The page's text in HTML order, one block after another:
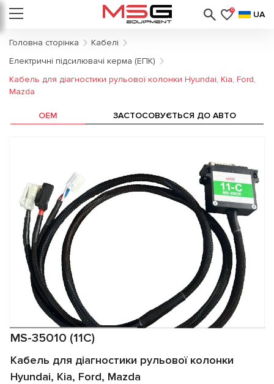
0 UA
Головна сторінка
Кабелі
Електричні підсилювачі керма (ЕПК)
Кабель для діагностики рульової колонки Hyundai, Kia, Ford,
Mazda
MS-35010 (11C)
Кабель для діагностики рульової колонки
Hyundai, Kia, Ford, Mazda
OEM ЗАСТОСОВУЄТЬСЯ ДО АВТО